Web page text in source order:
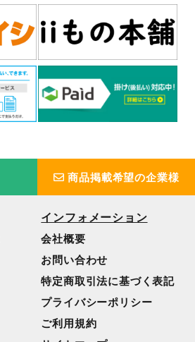
商品掲載希望の企業様
インフォメーション
会社概要
お問い合わせ
特定商取引法に基づく表記
プライバシーポリシー
ご利用規約